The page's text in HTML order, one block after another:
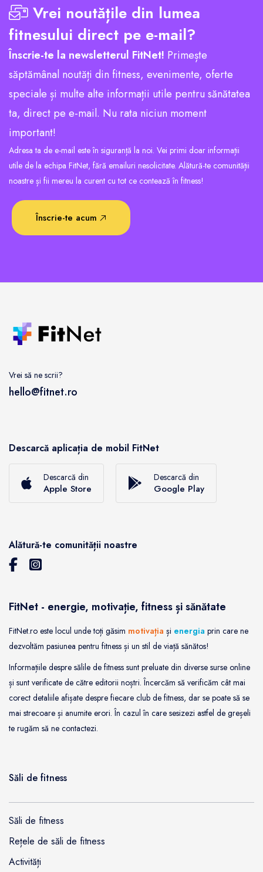
Vrei noutățile din lumea
fitnesului direct pe e-mail?
Înscrie-te la newsletterul FitNet! Primește
săptămânal noutăți din fitness, evenimente, oferte
speciale și multe alte informații utile pentru sănătatea
ta, direct pe e-mail. Nu rata niciun moment
important!
Adresa ta de e-mail este în siguranță la noi. Vei primi doar informații
utile de la echipa FitNet, fără emailuri nesolicitate. Alătură-te comunității
noastre și fii mereu la curent cu tot ce contează în fitness!
Înscrie-te acum
Vrei să ne scrii?
hello@fitnet.ro
Descarcă aplicația de mobil FitNet
Descarcă din
Apple Store
Descarcă din
Google Play
Alătură-te comunității noastre
FitNet - energie, motivație, fitness și sănătate
FitNet.ro este locul unde toți găsim motivația și energia prin care ne
dezvoltăm pasiunea pentru fitness și un stil de viață sănătos!
Informațiile despre sălile de fitness sunt preluate din diverse surse online
și sunt verificate de către editorii noștri. Încercăm să verificăm cât mai
corect detaliile afișate despre fiecare club de fitness, dar se poate să se
mai strecoare și anumite erori. În cazul în care sesizezi astfel de greșeli
te rugăm să ne contactezi.
Săli de fitness
Săli de fitness
Rețele de săli de fitness
Activități